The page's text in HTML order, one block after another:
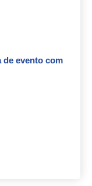
de evento com